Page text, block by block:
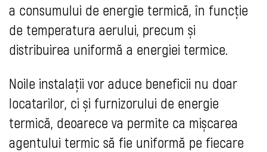
a consumului de energie termică, în funcție
de temperatura aerului, precum și
distribuirea uniformă a energiei termice.
Noile instalații vor aduce beneficii nu doar
locatarilor, ci și furnizorului de energie
termică, deoarece va permite ca mișcarea
agentului termic să fie uniformă pe fiecare